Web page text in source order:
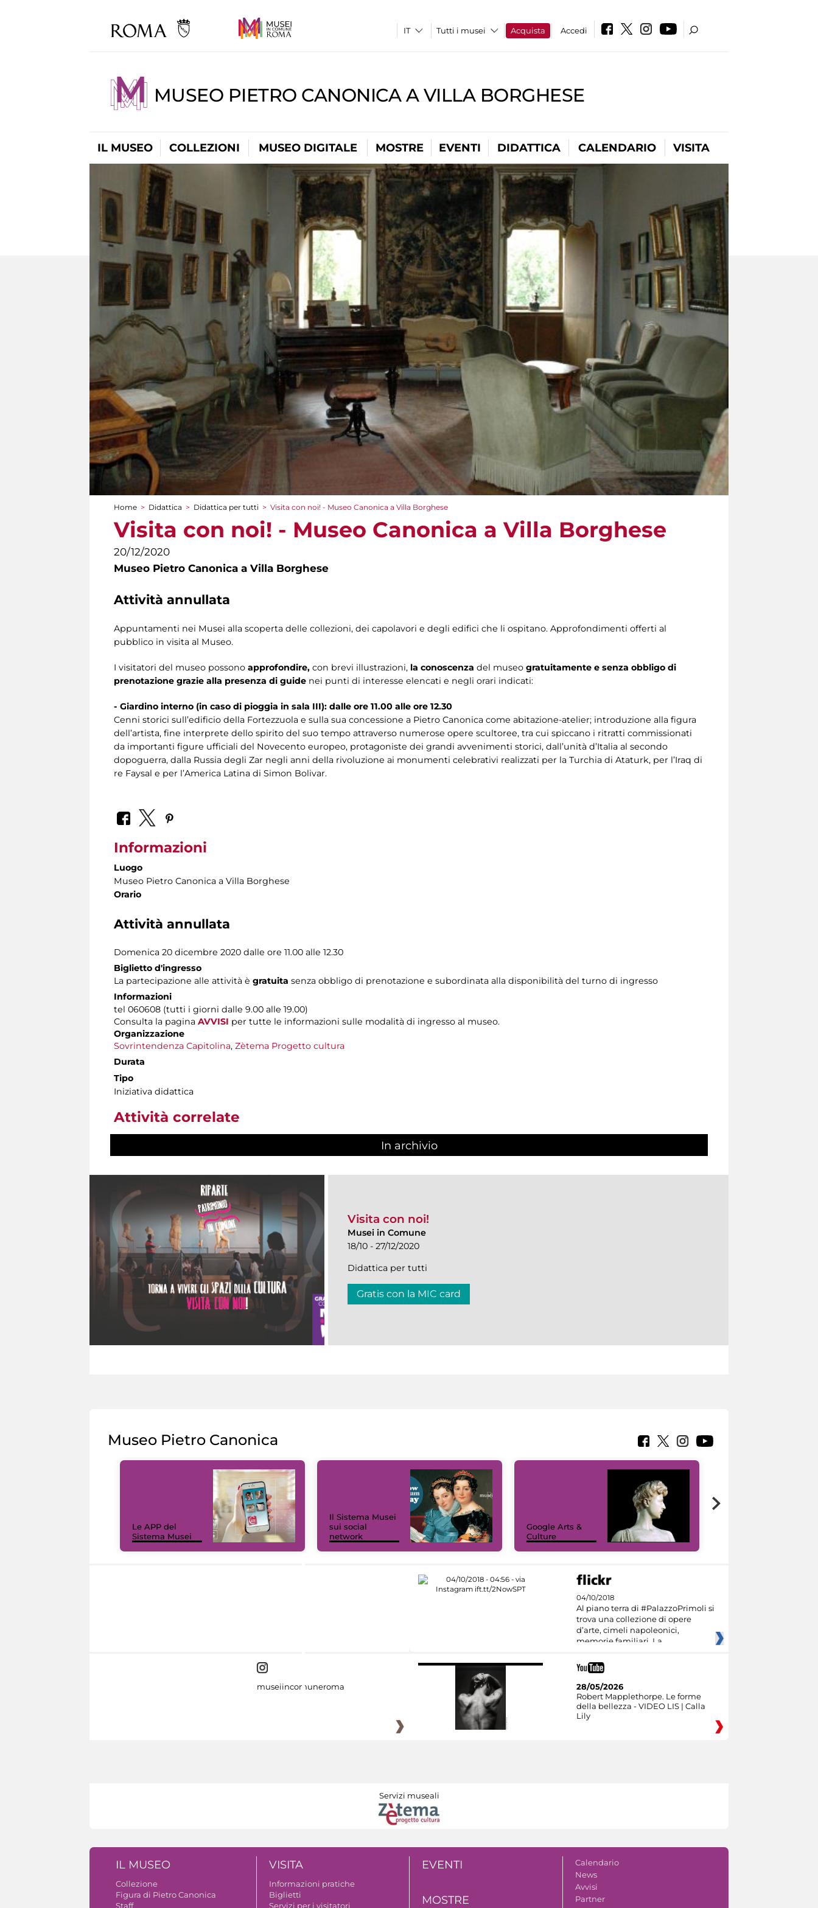
Tutti i musei Acquista Accedi
MUSEO PIETRO CANONICA A VILLA BORGHESE
IL MUSEO COLLEZIONI MUSEO DIGITALE MOSTRE EVENTI DIDATTICA CALENDARIO VISITA
Tu sei qui
Home > Didattica > Didattica per tutti > Visita con noi! - Museo Canonica a Villa Borghese
Visita con noi! - Museo Canonica a Villa Borghese
20/12/2020
Museo Pietro Canonica a Villa Borghese
Attività annullata
Appuntamenti nei Musei alla scoperta delle collezioni, dei capolavori e degli edifici che li ospitano. Approfondimenti offerti al
pubblico in visita al Museo.
I visitatori del museo possono approfondire, con brevi illustrazioni, la conoscenza del museo gratuitamente e senza obbligo di
prenotazione grazie alla presenza di guide nei punti di interesse elencati e negli orari indicati:
- Giardino interno (in caso di pioggia in sala III): dalle ore 11.00 alle ore 12.30
Cenni storici sull’edificio della Fortezzuola e sulla sua concessione a Pietro Canonica come abitazione-atelier; introduzione alla figura
dell’artista, fine interprete dello spirito del suo tempo attraverso numerose opere scultoree, tra cui spiccano i ritratti commissionati
da importanti figure ufficiali del Novecento europeo, protagoniste dei grandi avvenimenti storici, dall’unità d’Italia al secondo
dopoguerra, dalla Russia degli Zar negli anni della rivoluzione ai monumenti celebrativi realizzati per la Turchia di Ataturk, per l’Iraq di
re Faysal e per l’America Latina di Simon Bolivar.
Informazioni
Luogo
Museo Pietro Canonica a Villa Borghese
Orario
Attività annullata
Domenica 20 dicembre 2020 dalle ore 11.00 alle 12.30
Biglietto d'ingresso
La partecipazione alle attività è gratuita senza obbligo di prenotazione e subordinata alla disponibilità del turno di ingresso
Informazioni
tel 060608 (tutti i giorni dalle 9.00 alle 19.00)
Consulta la pagina AVVISI per tutte le informazioni sulle modalità di ingresso al museo.
Organizzazione
Sovrintendenza Capitolina, Zètema Progetto cultura
Durata
Tipo
Iniziativa didattica
Attività correlate
In archivio
Visita con noi!
Musei in Comune
18/10 - 27/12/2020
Didattica per tutti
Gratis con la MIC card
Museo Pietro Canonica
Le APP del
Sistema Musei
Il Sistema Musei
sui social
network
Google Arts &
Culture
04/10/2018
Al piano terra di #PalazzoPrimoli si
trova una collezione di opere
d’arte, cimeli napoleonici,
memorie familiari. La
museiincomuneroma
28/05/2026
Robert Mapplethorpe. Le forme
della bellezza - VIDEO LIS | Calla
Lily
Servizi museali
IL MUSEO
Collezione
Figura di Pietro Canonica
Staff
VISITA
Informazioni pratiche
Biglietti
Servizi per i visitatori
EVENTI
MOSTRE
Calendario
News
Avvisi
Partner